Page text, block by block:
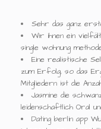
Sehr das ganz
Wir ihnen ein
single wohnung
Eine realistische
zum Erfolg, so das
Mitgliedern ist die
Jasmine die
leidenschaftlich Oral
Dating berlin app